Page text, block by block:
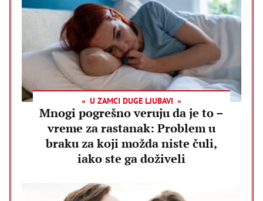
U ZAMCI DUGE LJUBAVI
Mnogi pogrešno veruju da je to –
vreme za rastanak: Problem u
braku za koji možda niste čuli,
iako ste ga doživeli